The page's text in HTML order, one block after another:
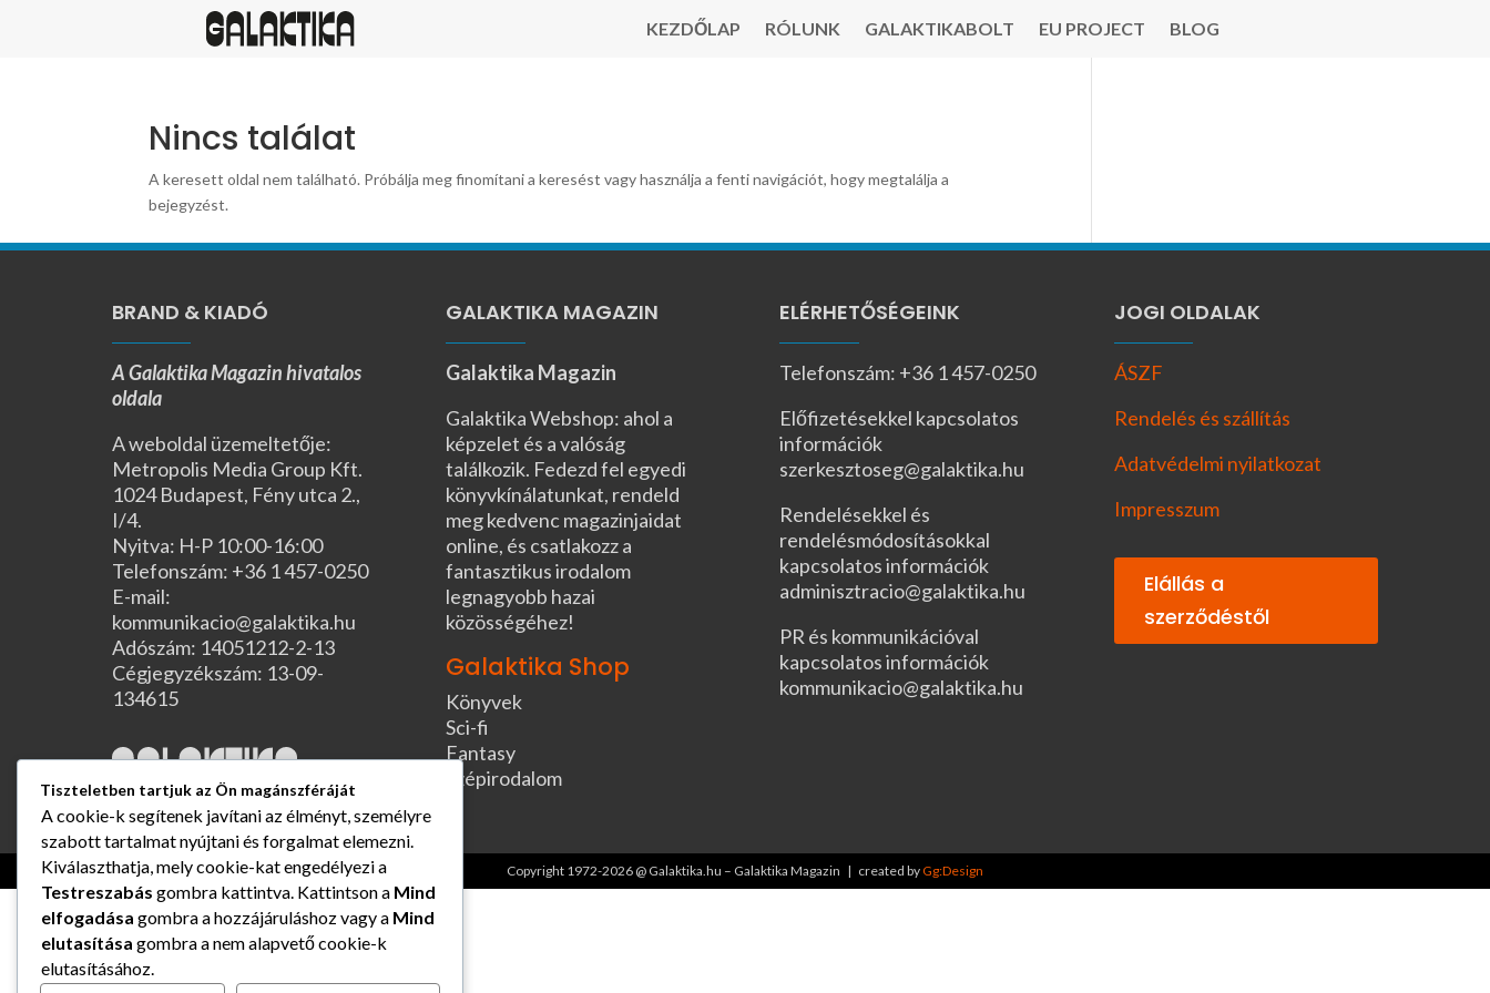
KEZDŐLAP RÓLUNK GALAKTIKABOLT EU PROJECT BLOG
Nincs találat
A keresett oldal nem található. Próbálja meg finomítani a keresést vagy használja a fenti navigációt, hogy megtalálja a
bejegyzést.
BRAND & KIADÓ
A Galaktika Magazin hivatalos
oldala
A weboldal üzemeltetője:
Metropolis Media Group Kft.
1024 Budapest, Fény utca 2.,
I/4.
Nyitva: H-P 10:00-16:00
Telefonszám: +36 1 457-0250
E-mail:
kommunikacio@galaktika.hu
Adószám: 14051212-2-13
Cégjegyzékszám: 13-09-
134615
GALAKTIKA MAGAZIN
Galaktika Magazin
Galaktika Webshop: ahol a
képzelet és a valóság
találkozik. Fedezd fel egyedi
könyvkínálatunkat, rendeld
meg kedvenc magazinjaidat
online, és csatlakozz a
fantasztikus irodalom
legnagyobb hazai
közösségéhez!
Galaktika Shop
Könyvek
Sci-fi
Fantasy
Szépirodalom
ELÉRHETŐSÉGEINK
Telefonszám: +36 1 457-0250
Előfizetésekkel kapcsolatos
információk
szerkesztoseg@galaktika.hu
Rendelésekkel és
rendelésmódosításokkal
kapcsolatos információk
adminisztracio@galaktika.hu
PR és kommunikációval
kapcsolatos információk
kommunikacio@galaktika.hu
JOGI OLDALAK
ÁSZF
Rendelés és szállítás
Adatvédelmi nyilatkozat
Impresszum
Elállás a
szerződéstől
Copyright 1972-2026 @ Galaktika.hu – Galaktika Magazin | created byGg:Design
Tiszteletben tartjuk az Ön magánszféráját
A cookie-k segítenek javítani az élményt, személyre
szabott tartalmat nyújtani és forgalmat elemezni.
Kiválaszthatja, mely cookie-kat engedélyezi a
Testreszabás gombra kattintva. Kattintson a Mind
elfogadása gombra a hozzájáruláshoz vagy a Mind
elutasítása gombra a nem alapvető cookie-k
elutasításához.